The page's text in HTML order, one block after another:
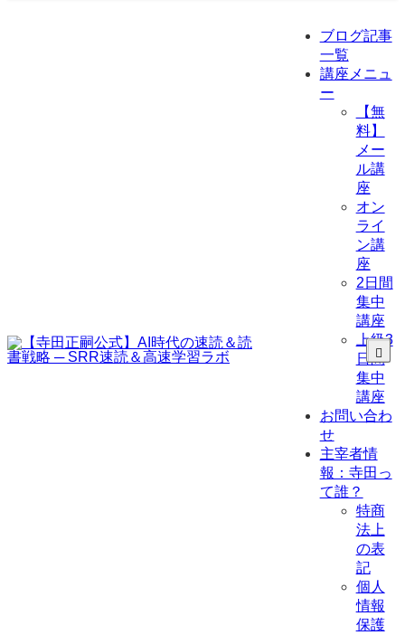
ブログ記事
一覧
講座メニュ
ー
【無
料】
メー
ル講
座
オン
ライ
ン講
座
2日間
集中
講座
上級3
日間
集中
講座
お問い合わ
せ
主宰者情
報：寺田っ
て誰？
特商
法上
の表
記
個人
情報
保護